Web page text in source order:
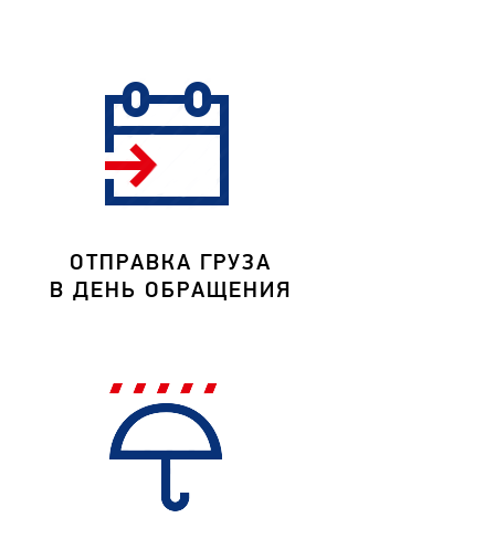
ОТПРАВКА ГРУЗА
В ДЕНЬ ОБРАЩЕНИЯ